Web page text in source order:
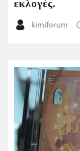
εκλογές.
kimiforum